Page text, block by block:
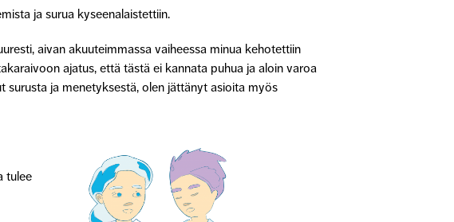
ja surua kyseenalaistettiin.
aivan akuuteimmassa vaiheessa minua kehotettiin
ajatus, että tästä ei kannata puhua ja aloin varoa
surusta ja menetyksestä, olen jättänyt asioita myös
tulee